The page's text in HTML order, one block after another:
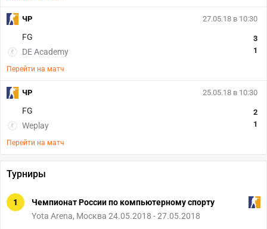
27.05.18 в 10:30
FG
DE Academy
3
1
Перейти на матч
ЧР
25.05.18 в 10:30
FG
Weplay
2
1
Перейти на матч
ЧР
Турниры
1
Чемпионат России по компьютерному спорту
Yota Arena, Москва 24.05.2018 - 27.05.2018